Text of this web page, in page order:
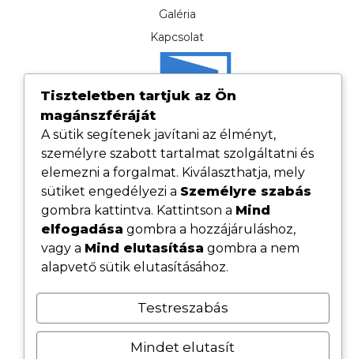
Galéria
Kapcsolat
Hasznos linkek
Adatvédelmi tájékoztató
Cookie tájékoztató
Kövess minket közösségi oldalainkon
Tiszteletben tartjuk az Ön
magánszféráját
A sütik segítenek javítani az élményt,
személyre szabott tartalmat szolgáltatni és
elemezni a forgalmat. Kiválaszthatja, mely
sütiket engedélyezi a Személyre szabás
gombra kattintva. Kattintson a Mind
elfogadása gombra a hozzájáruláshoz,
vagy a Mind elutasítása gombra a nem
alapvető sütik elutasításához.
Testreszabás
Mindet elutasít